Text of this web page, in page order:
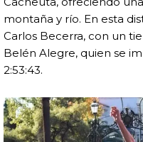
montaña y río. En esta
Carlos Becerra, con un
Belén Alegre, quien se
2:53:43.